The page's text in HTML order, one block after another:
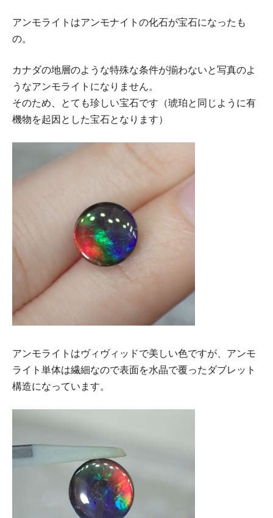
アンモライトはアンモナイトの化石が宝石になったも
の。
カナダの地層のような特殊な条件が揃わないと写真のよ
うなアンモライトになりません。
そのため、とても珍しい宝石です（琥珀と同じように有
機物を起因とした宝石となります）
アンモライトはヴィヴィッドで美しい色ですが、アンモ
ライト単体は繊細なので表面を水晶で覆ったダブレット
構造になっています。